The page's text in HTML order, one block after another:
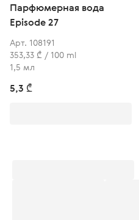
Парфюмерная вода
Episode 27
Арт. 108191
353,33 ₾ / 100 ml
1,5 мл
5,3 ₾